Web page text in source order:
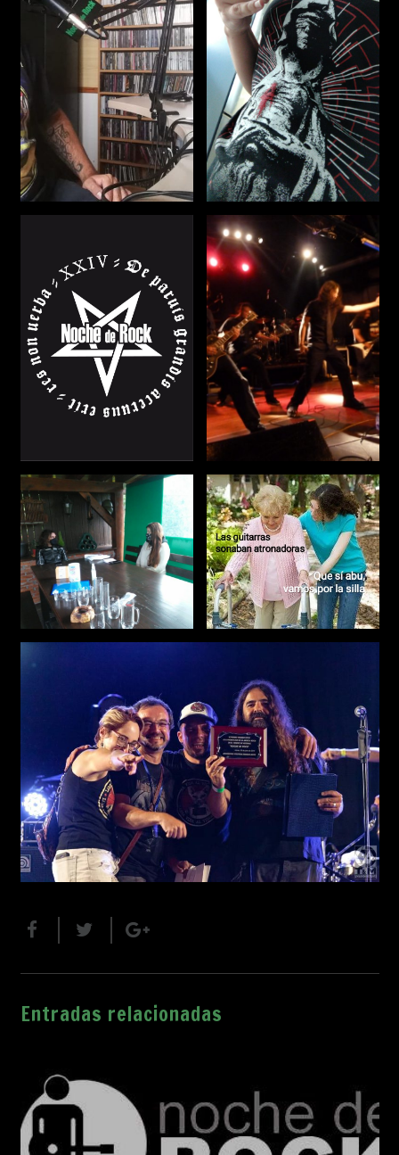
Entradas relacionadas